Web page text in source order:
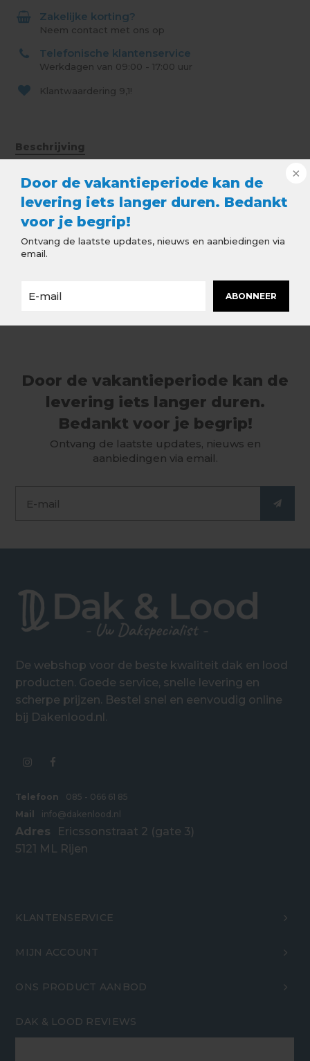
Door de vakantieperiode kan de
levering iets langer duren. Bedankt
voor je begrip!
Ontvang de laatste updates, nieuws en aanbiedingen via
email.
ABONNEER
Zakelijke korting?
Neem contact met ons op
Telefonische klantenservice
Werkdagen van 09:00 - 17:00 uur
Klantwaardering 9,1!
Beschrijving
Antraciet Aluminium Buitenhoek -
Mastgoot 333 - Haaks
Antraciet Aluminium Buitenhoek -
Mastgoot M333 - Haaks
Een buitenhoekstuk wordt gebruikt om een
haakse hoek te maken. De goten worden hierin
gelijmd.
Door de vakantieperiode kan de
levering iets langer duren.
Bedankt voor je begrip!
Ontvang de laatste updates, nieuws en
aanbiedingen via email.
De webshop voor de beste kwaliteit dak en lood
producten. Goede service, snelle levering en
scherpe prijzen. Bestel snel en eenvoudig online
bij Dakenlood.nl.
Telefoon
085 - 066 61 85
Mail
info@dakenlood.nl
Adres
Ericssonstraat 2 (gate 3)
5121 ML Rijen
KLANTENSERVICE
MIJN ACCOUNT
ONS PRODUCT AANBOD
DAK & LOOD REVIEWS